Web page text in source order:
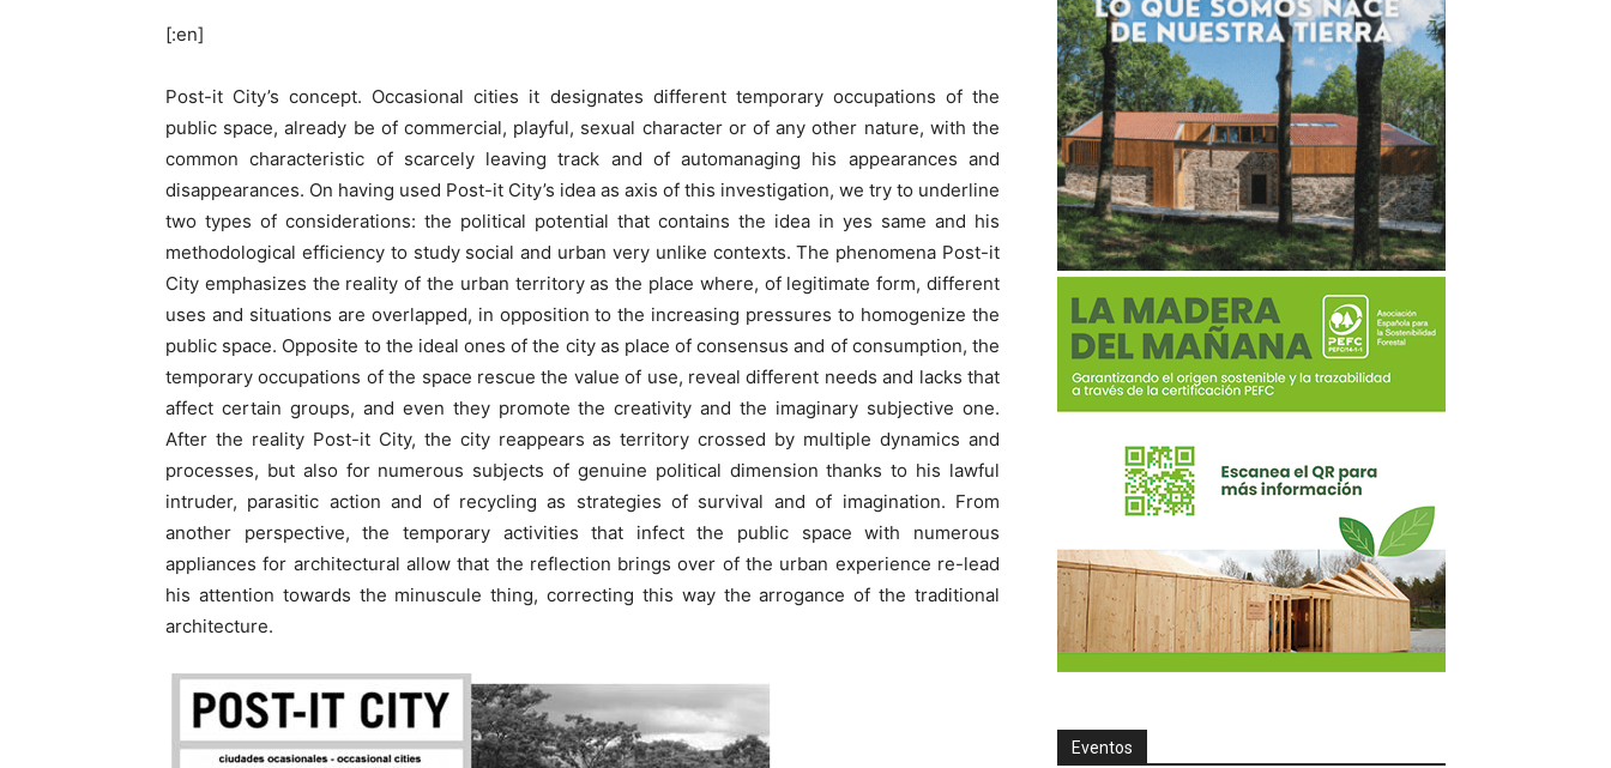
[:en]
Post-it City’s concept. Occasional cities it designates different temporary occupations of the
public space, already be of commercial, playful, sexual character or of any other nature, with the
common characteristic of scarcely leaving track and of automanaging his appearances and
disappearances. On having used Post-it City’s idea as axis of this investigation, we try to underline
two types of considerations: the political potential that contains the idea in yes same and his
methodological efficiency to study social and urban very unlike contexts. The phenomena Post-it
City emphasizes the reality of the urban territory as the place where, of legitimate form, different
uses and situations are overlapped, in opposition to the increasing pressures to homogenize the
public space. Opposite to the ideal ones of the city as place of consensus and of consumption, the
temporary occupations of the space rescue the value of use, reveal different needs and lacks that
affect certain groups, and even they promote the creativity and the imaginary subjective one.
After the reality Post-it City, the city reappears as territory crossed by multiple dynamics and
processes, but also for numerous subjects of genuine political dimension thanks to his lawful
intruder, parasitic action and of recycling as strategies of survival and of imagination. From
another perspective, the temporary activities that infect the public space with numerous
appliances for architectural allow that the reflection brings over of the urban experience re-lead
his attention towards the minuscule thing, correcting this way the arrogance of the traditional
architecture.
Eventos